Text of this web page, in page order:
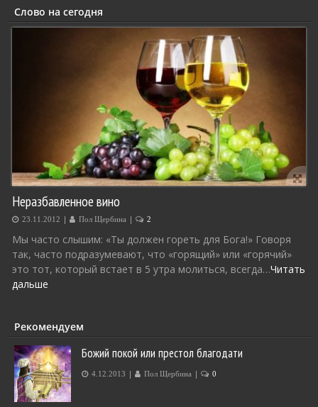
Слово на сегодня
Неразбавленное вино
23.11.2012 | Пол Щербина | 2
Мы часто слышим: «Ты должен гореть для Бога!» Говоря
так, часто подразумевают, что «горящий» или «горячий»
это тот, который встает в 5 утра молиться, всегда…Читать
дальше
Рекомендуем
Божий покой или престол благодати
4.12.2013 | Пол Щербина | 0